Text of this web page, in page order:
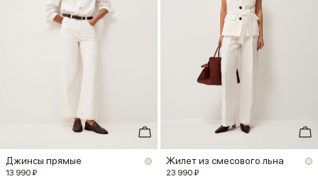
Джинсы прямые
13 990 ₽
Жилет из смесового льна
23 990 ₽